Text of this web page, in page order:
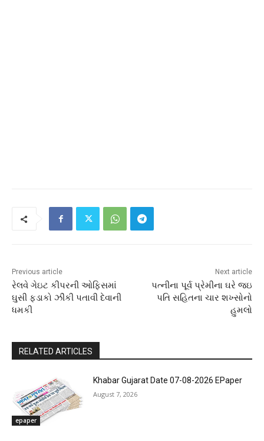
Previous article
રેલવે ગેઇટ કીપરની ઓફિસમાં
ઘુસી ફડાકો ઝીંકી પતાવી દેવાની
ધમકી
Next article
પત્નીના પૂર્વ પ્રેમીના ઘરે જઇ
પતિ સહિતના ચાર શખ્સોનો
હુમલો
RELATED ARTICLES
epaper
Khabar Gujarat Date 07-08-2026 EPaper
August 7, 2026